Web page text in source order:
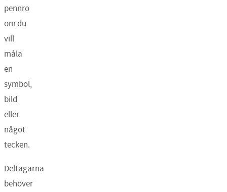
pennro
om du
vill
måla
en
symbol,
bild
eller
något
tecken.
Deltagarna
behöver